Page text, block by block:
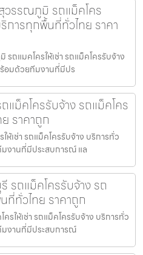
วรรณภูมิ รถแม็คโคร
การทุกพื้นที่ทั่วไทย ราคา
ถแมคโครให้เช่า รถแม็คโครรับจ้าง
ร้อมด้วยทีมงานที่มีปร
แม็คโครรับจ้าง รถแม็คโคร
ราคาถูก
ห้เช่า รถแม็คโครรับจ้าง บริการทั่ว
มงานที่มีประสบการณ์ แล
รถแม็คโครรับจ้าง รถ
ที่ทั่วไทย ราคาถูก
รให้เช่า รถแม็คโครรับจ้าง บริการทั่ว
มงานที่มีประสบการณ์